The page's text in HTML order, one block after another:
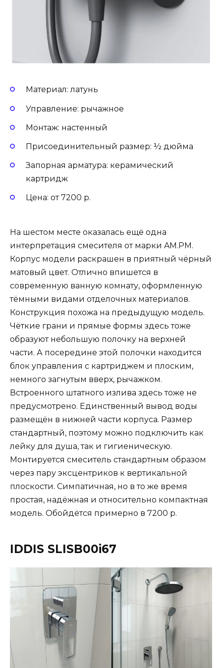
Материал: латунь
Управление: рычажное
Монтаж: настенный
Присоединительный размер: ½ дюйма
Запорная арматура: керамический
картридж
Цена: от 7200 р.
На шестом месте оказалась ещё одна
интерпретация смесителя от марки AM.PM.
Корпус модели раскрашен в приятный чёрный
матовый цвет. Отлично впишется в
современную ванную комнату, оформленную
тёмными видами отделочных материалов.
Конструкция похожа на предыдущую модель.
Чёткие грани и прямые формы здесь тоже
образуют небольшую полочку на верхней
части. А посередине этой полочки находится
блок управления с картриджем и плоским,
немного загнутым вверх, рычажком.
Встроенного штатного излива здесь тоже не
предусмотрено. Единственный вывод воды
размещён в нижней части корпуса. Размер
стандартный, поэтому можно подключить как
лейку для душа, так и гигиеническую.
Монтируется смеситель стандартным образом
через пару эксцентриков к вертикальной
плоскости. Симпатичная, но в то же время
простая, надёжная и относительно компактная
модель. Обойдётся примерно в 7200 р.
IDDIS SLISB00i67